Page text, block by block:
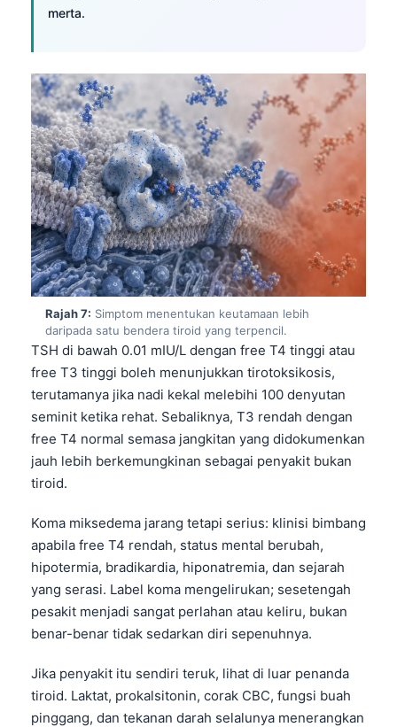
merta.
Rajah 7: Simptom menentukan keutamaan lebih
daripada satu bendera tiroid yang terpencil.
TSH di bawah 0.01 mIU/L dengan free T4 tinggi atau
free T3 tinggi boleh menunjukkan tirotoksikosis,
terutamanya jika nadi kekal melebihi 100 denyutan
seminit ketika rehat. Sebaliknya, T3 rendah dengan
free T4 normal semasa jangkitan yang didokumenkan
jauh lebih berkemungkinan sebagai penyakit bukan
tiroid.
Koma miksedema jarang tetapi serius: klinisi bimbang
apabila free T4 rendah, status mental berubah,
hipotermia, bradikardia, hiponatremia, dan sejarah
yang serasi. Label koma mengelirukan; sesetengah
pesakit menjadi sangat perlahan atau keliru, bukan
benar-benar tidak sedarkan diri sepenuhnya.
Jika penyakit itu sendiri teruk, lihat di luar penanda
tiroid. Laktat, prokalsitonin, corak CBC, fungsi buah
pinggang, dan tekanan darah selalunya menerangkan
বাংলা
اردو
తెలుగు
தமிழ்
ગુજરાતી
ಕನ್ನಡ
Tagalog
ไทย
ဗမာစာ
ភាសាខ្មែរ
Kiswahili
አማርኛ
Українська
O‘zbekcha
Català
Қазақ тілі
Suomi
Hrvatski
Slovenčina